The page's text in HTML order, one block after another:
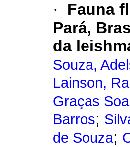
·
Fauna
Pará,
da
Souza,
Lainson,
Graças
Barros;
de Souza;